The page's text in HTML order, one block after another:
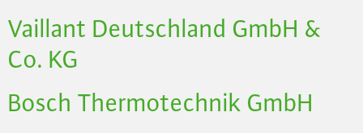
Vaillant Deutschland GmbH &
Co. KG
Bosch Thermotechnik GmbH